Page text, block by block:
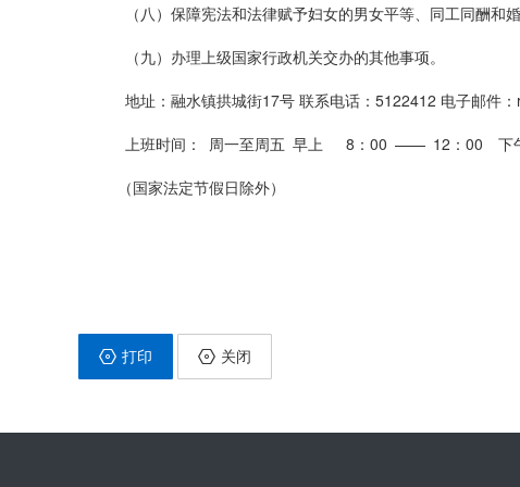
（八）保障宪法和法律赋予妇女的男女平等、同工同酬和婚
（九）办理上级国家行政机关交办的其他事项。
地址：融水镇拱城街17号 联系电话：5122412 电子邮件：
上班时间： 周一至周五 早上 8：00 —— 12：00 下
（国家法定节假日除外）
打印 关闭